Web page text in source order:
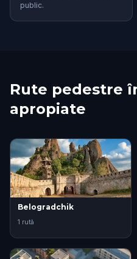
public.
Rute pedestre
apropiate
Belogradchik
1 rută